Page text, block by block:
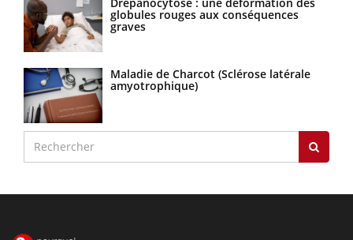
globules rouges aux conséquences
graves
Maladie de Charcot (Sclérose latérale
amyotrophique)